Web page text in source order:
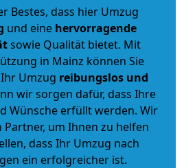
Bestes, dass hier Umzug
und eine hervorragende
sowie Qualität bietet. Mit
in Mainz können Sie
Umzug reibungslos und
wir sorgen dafür, dass Ihre
Wünsche erfüllt werden. Wir
Partner, um Ihnen zu helfen
dass Ihr Umzug nach
ein erfolgreicher ist.